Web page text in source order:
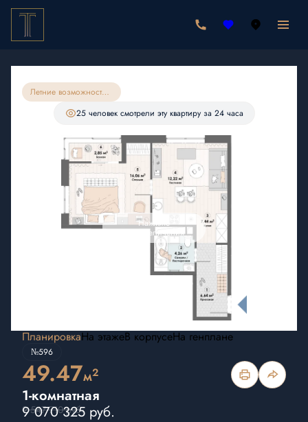
1-комнатная 9 547 710 руб.
9 070 325 руб.
Ипотека
Летние возможности на квартиры 49м77
25 человек смотрели эту квартиру за 24 часа
Нажмите
для увеличения
ПланировкаНа этажеВ корпусеНа генплане
№596
49.47м2
1-комнатная
9 547 710 руб.
9 070 325 руб.